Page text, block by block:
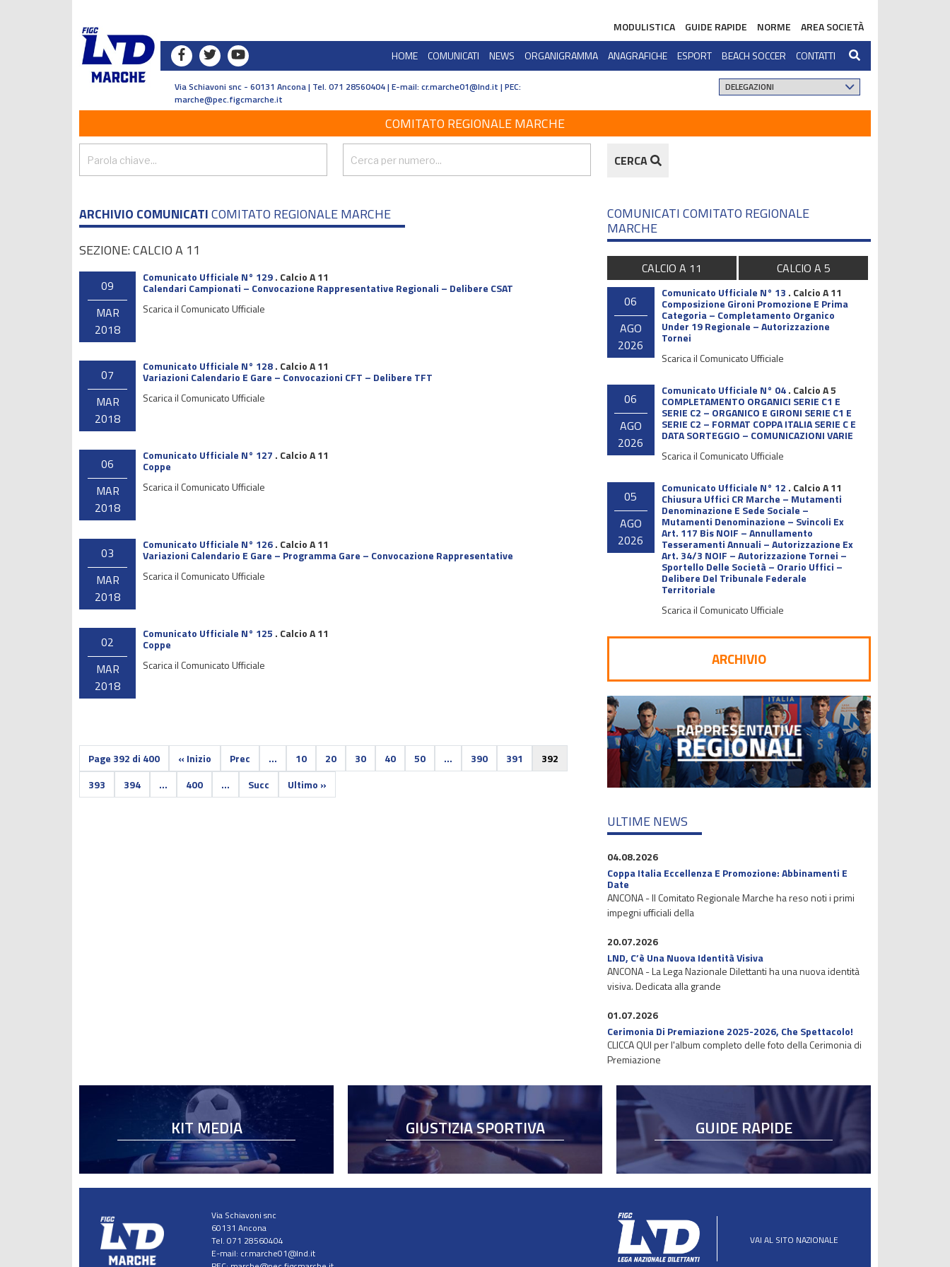
MODULISTICA GUIDE RAPIDE NORME
AREA SOCIETÀ
HOME
COMUNICATI NEWS ORGANIGRAMMA ANAGRAFICHE ESPORT BEACH SOCCER CONTATTI
Via Schiavoni snc - 60131 Ancona | Tel. 071 28560404 | E-mail: cr.marche01@lnd.it | PEC:
marche@pec.figcmarche.it
COMITATO REGIONALE MARCHE
CERCA
ARCHIVIO COMUNICATICOMITATO REGIONALE MARCHE
SEZIONE: CALCIO A 11
09
MAR
2018
Comunicato Ufficiale N° 129. Calcio A 11
Calendari Campionati – Convocazione Rappresentative Regionali – Delibere CSAT
Scarica il Comunicato Ufficiale
07
MAR
2018
Comunicato Ufficiale N° 128. Calcio A 11
Variazioni Calendario E Gare – Convocazioni CFT – Delibere TFT
Scarica il Comunicato Ufficiale
06
MAR
2018
Comunicato Ufficiale N° 127 . Calcio A 11
Coppe
Scarica il Comunicato Ufficiale
03
MAR
2018
Comunicato Ufficiale N° 126. Calcio A 11
Variazioni Calendario E Gare – Programma Gare – Convocazione Rappresentative
Scarica il Comunicato Ufficiale
02
MAR
2018
Comunicato Ufficiale N° 125 . Calcio A 11
Coppe
Scarica il Comunicato Ufficiale
Page 392 di 400 « Inizio Prec ... 10 20 30 40 50 ... 390 391
392
393
394 ... 400 ... Succ Ultimo »
COMUNICATI COMITATO REGIONALE
MARCHE
CALCIO A 11
CALCIO A 5
06
AGO
2026
Comunicato Ufficiale N° 13 . Calcio A 11
Composizione Gironi Promozione E Prima
Categoria – Completamento Organico
Under 19 Regionale – Autorizzazione
Tornei
Scarica il Comunicato Ufficiale
06
AGO
2026
Comunicato Ufficiale N° 04. Calcio A 5
COMPLETAMENTO ORGANICI SERIE C1 E
SERIE C2 – ORGANICO E GIRONI SERIE C1 E
SERIE C2 – FORMAT COPPA ITALIA SERIE C E
DATA SORTEGGIO – COMUNICAZIONI VARIE
Scarica il Comunicato Ufficiale
05
AGO
2026
Comunicato Ufficiale N° 12 . Calcio A 11
Chiusura Uffici CR Marche – Mutamenti
Denominazione E Sede Sociale –
Mutamenti Denominazione – Svincoli Ex
Art. 117 Bis NOIF – Annullamento
Tesseramenti Annuali – Autorizzazione Ex
Art. 34/3 NOIF – Autorizzazione Tornei –
Sportello Delle Società – Orario Uffici –
Delibere Del Tribunale Federale
Territoriale
Scarica il Comunicato Ufficiale
ARCHIVIO
ULTIME NEWS
04.08.2026
Coppa Italia Eccellenza E Promozione: Abbinamenti E
Date
ANCONA - Il Comitato Regionale Marche ha reso noti i primi
impegni ufficiali della
20.07.2026
LND, C’è Una Nuova Identità Visiva
ANCONA - La Lega Nazionale Dilettanti ha una nuova identità
visiva. Dedicata alla grande
01.07.2026
Cerimonia Di Premiazione 2025-2026, Che Spettacolo!
CLICCA QUI per l'album completo delle foto della Cerimonia di
Premiazione
KIT MEDIA GIUSTIZIA SPORTIVA GUIDE RAPIDE
Via Schiavoni snc
60131 Ancona
Tel. 071 28560404
E-mail: cr.marche01@lnd.it
VAI AL SITO NAZIONALE